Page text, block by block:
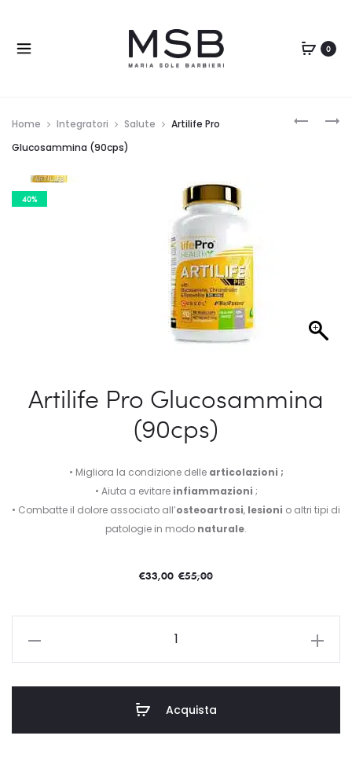
0
Home Integratori Salute
Artilife Pro
Glucosammina (90cps)
40%
Artilife Pro Glucosammina
(90cps)
• Migliora la condizione delle articolazioni ;
• Aiuta a evitare infiammazioni ;
• Combatte il dolore associato all’osteoartrosi, lesioni o altri tipi di
patologie in modo naturale.
€55,00
€33,00
Acquista